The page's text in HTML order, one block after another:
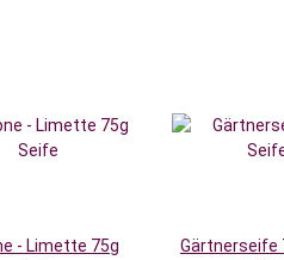
- Limette 75g
Gärtnerseife